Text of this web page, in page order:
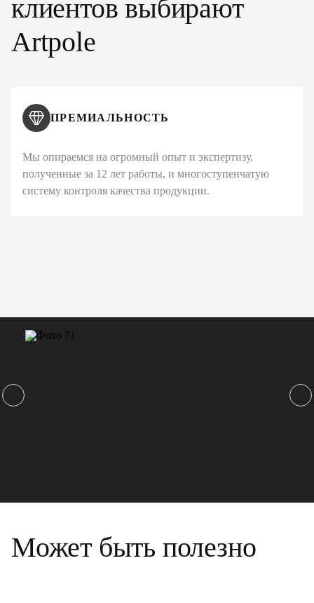
клиентов выбирают
Artpole
ПРЕМИАЛЬНОСТЬ
Мы опираемся на огромный опыт и экспертизу,
полученные за 12 лет работы, и многоступенчатую
систему контроля качества продукции.
Может быть полезно